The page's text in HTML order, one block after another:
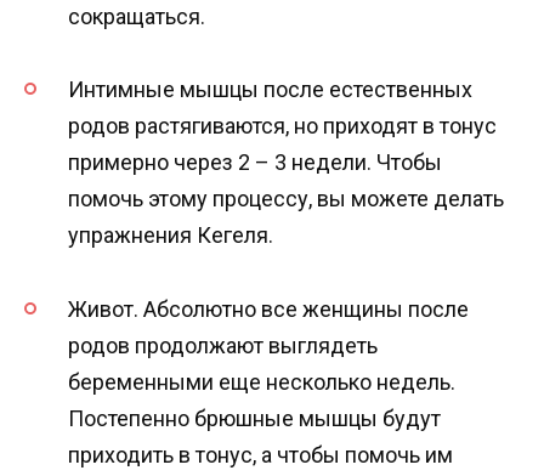
сокращаться.
Интимные мышцы после естественных
родов растягиваются, но приходят в тонус
примерно через 2 – 3 недели. Чтобы
помочь этому процессу, вы можете делать
упражнения Кегеля.
Живот. Абсолютно все женщины после
родов продолжают выглядеть
беременными еще несколько недель.
Постепенно брюшные мышцы будут
приходить в тонус, а чтобы помочь им